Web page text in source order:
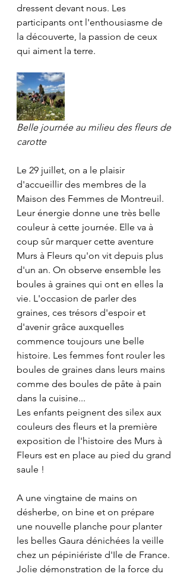
dressent devant nous. Les
participants ont l'enthousiasme de
la découverte, la passion de ceux
qui aiment la terre.
Belle journée au milieu des fleurs de
carotte
Le 29 juillet, on a le plaisir
d'accueillir des membres de la
Maison des Femmes de Montreuil.
Leur énergie donne une très belle
couleur à cette journée. Elle va à
coup sûr marquer cette aventure
Murs à Fleurs qu'on vit depuis plus
d'un an. On observe ensemble les
boules à graines qui ont en elles la
vie. L'occasion de parler des
graines, ces trésors d'espoir et
d'avenir grâce auxquelles
commence toujours une belle
histoire. Les femmes font rouler les
boules de graines dans leurs mains
comme des boules de pâte à pain
dans la cuisine...
Les enfants peignent des silex aux
couleurs des fleurs et la première
exposition de l'histoire des Murs à
Fleurs est en place au pied du grand
saule !
A une vingtaine de mains on
désherbe, on bine et on prépare
une nouvelle planche pour planter
les belles Gaura dénichées la veille
chez un pépiniériste d'Ile de France.
Jolie démonstration de la force du